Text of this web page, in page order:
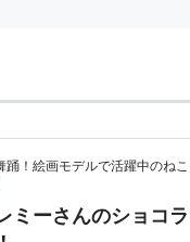
踊！絵画モデルで活躍中のね
ミーさんのショコ